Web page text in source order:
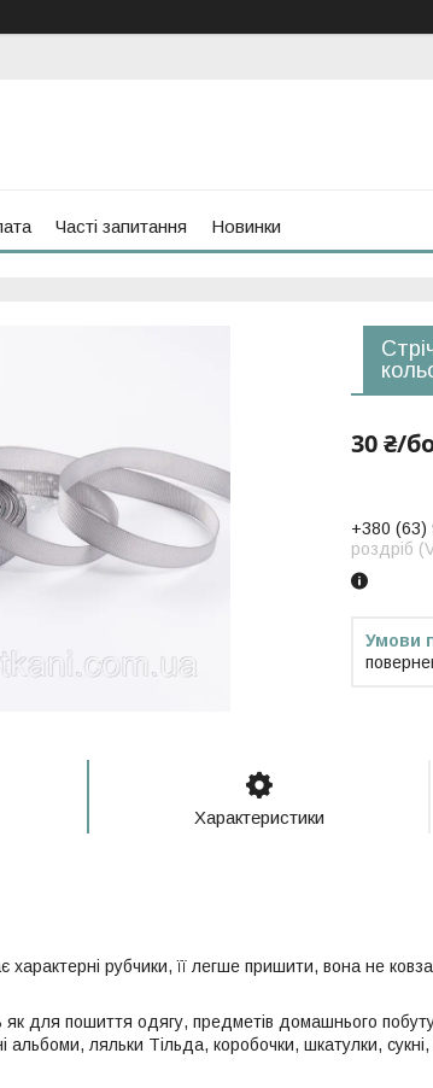
Часті запитання Новинки
30 ₴/
+380 (63)
роздріб
Характеристики
характерні рубчики, її легше пришити, вона не
як для пошиття одягу, предметів домашнього
альбоми, ляльки Тільда, коробочки, шкатулки,